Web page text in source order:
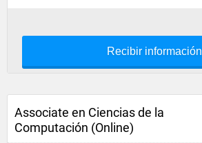
Recibir información
Associate en Ciencias de la
Computación (Online)